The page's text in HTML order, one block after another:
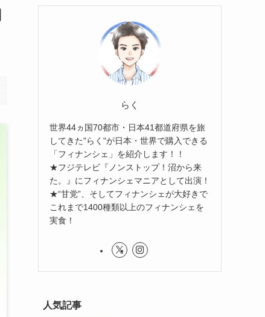
らく
世界44ヵ国70都市・日本41都道府県を旅
してきた"らく"が日本・世界で購入できる
「フィナンシェ」を紹介します！！
★フジテレビ『ノンストップ！沼から来
た。』にフィナンシェマニアとして出演！
★“甘党”、そしてフィナンシェが大好きで
これまで1400種類以上のフィナンシェを
実食！
人気記事